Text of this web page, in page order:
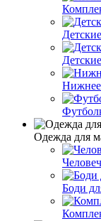
Нижнее
Одежда для
Боди